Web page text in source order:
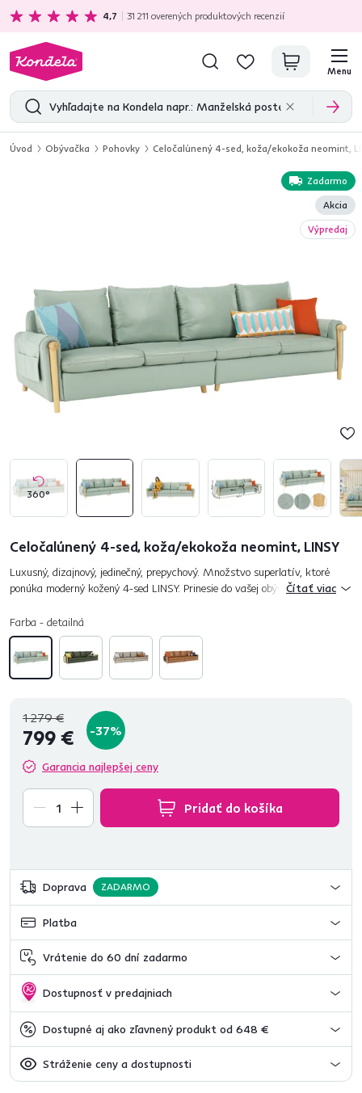
Ekologická doprava zadarmo nad 199 €
4,7 31 211 overených produktových recenzií
Menu
Úvod Obývačka Pohovky Celočalúnený 4-sed, koža/ekokoža neomint,
360°
Zadarmo
Akcia
Výpredaj
Celočalúnený 4-sed, koža/ekokoža neomint, LINSY
Luxusný, dizajnový, jedinečný, prepychový. Množstvo superlatív, ktoré
ponúka moderný kožený 4-sed LINSY. Prinesie do vašej obývačky dávku
Čítať viac
Farba - detailná
1 279 €
799 € -37%
Garancia najlepšej ceny
Pridať do košíka
Doprava ZADARMO
Platba
Vrátenie do 60 dní zadarmo
Dostupnosť v predajniach
Dostupné aj ako zľavnený produkt od 648 €
Stráženie ceny a dostupnosti